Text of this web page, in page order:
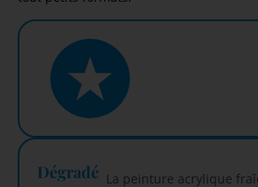
Dégradé
La peinture acrylique